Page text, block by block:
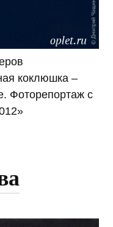
коклюшка –
Фоторепортаж c